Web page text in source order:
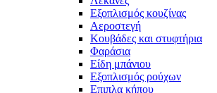
Εξοπλισμός κουζίνας
Αεροστεγή
Κουβάδες και στυφτήρια
Φαράσια
Είδη μπάνιου
Εξοπλισμός ρούχων
Επιπλα κήπου